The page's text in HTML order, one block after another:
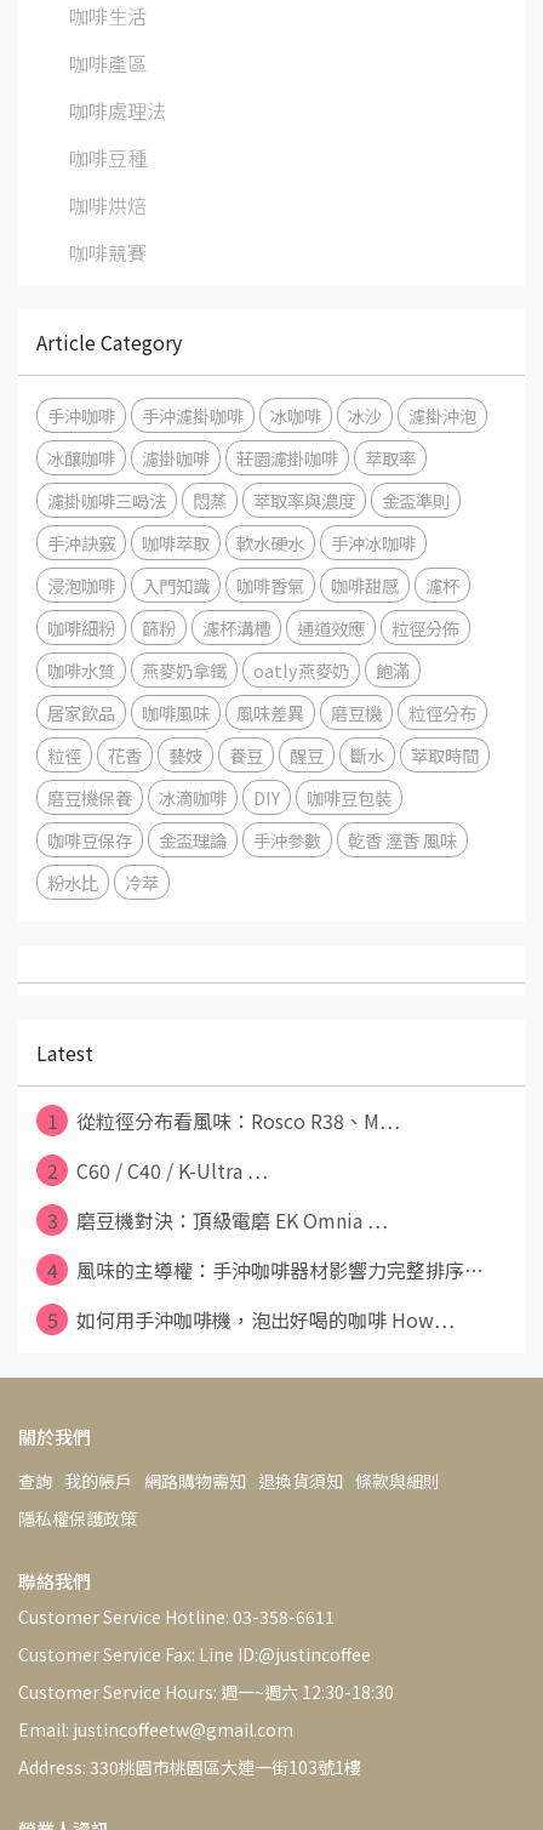
咖啡生活
咖啡產區
咖啡處理法
咖啡豆種
咖啡烘焙
咖啡競賽
Article Category
手沖咖啡 手沖濾掛咖啡 冰咖啡 冰沙
濾掛沖泡
冰釀咖啡
濾掛咖啡 莊園濾掛咖啡
萃取率
濾掛咖啡三喝法
悶蒸 萃取率與濃度
金盃準則
手沖訣竅
咖啡萃取 軟水硬水
手沖冰咖啡
浸泡咖啡
入門知識 咖啡香氣 咖啡甜感
濾杯
咖啡細粉
篩粉 濾杯溝槽 通道效應
粒徑分佈
咖啡水質
燕麥奶拿鐵 oatly燕麥奶
飽滿
居家飲品
咖啡風味 風味差異 磨豆機
粒徑分布
粒徑
花香 藝妓 養豆 醒豆 斷水
萃取時間
磨豆機保養
冰滴咖啡 DIY
咖啡豆包裝
咖啡豆保存
金盃理論 手沖參數
乾香 溼香 風味
粉水比
冷萃
Latest
1
從粒徑分布看風味：Rosco R38、M⋯
2
C60 / C40 / K-Ultra ⋯
3
磨豆機對決：頂級電磨 EK Omnia ⋯
4
風味的主導權：手沖咖啡器材影響力完整排序⋯
5
如何用手沖咖啡機，泡出好喝的咖啡 How⋯
關於我們
查詢 我的帳戶 網路購物需知 退換貨須知 條款與細則
隱私權保護政策
聯絡我們
Customer Service Hotline: 03-358-6611
Customer Service Fax: Line ID:@justincoffee
Customer Service Hours: 週一~週六 12:30-18:30
Email: justincoffeetw@gmail.com
Address: 330桃園市桃園區大連一街103號1樓